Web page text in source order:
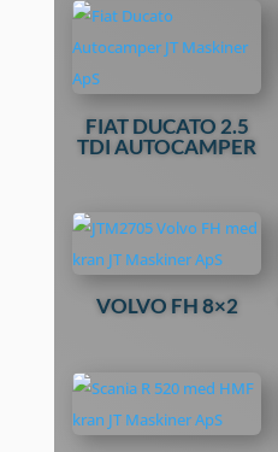
FIAT DUCATO 2.5
TDI AUTOCAMPER
VOLVO FH 8×2